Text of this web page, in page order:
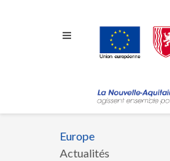
Fil
Europe
Actualités